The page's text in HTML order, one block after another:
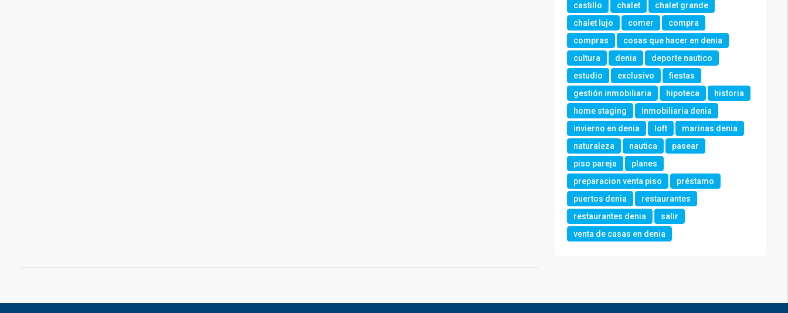
castillo
chalet
chalet grande
chalet lujo
comer
compra
compras
cosas que hacer en denia
cultura
denia
deporte nautico
estudio
exclusivo
fiestas
gestión inmobiliaria
hipoteca
historia
home staging
inmobiliaria denia
invierno en denia
loft
marinas denia
naturaleza
nautica
pasear
piso pareja
planes
preparacion venta piso
préstamo
puertos denia
restaurantes
restaurantes denia
salir
venta de casas en denia